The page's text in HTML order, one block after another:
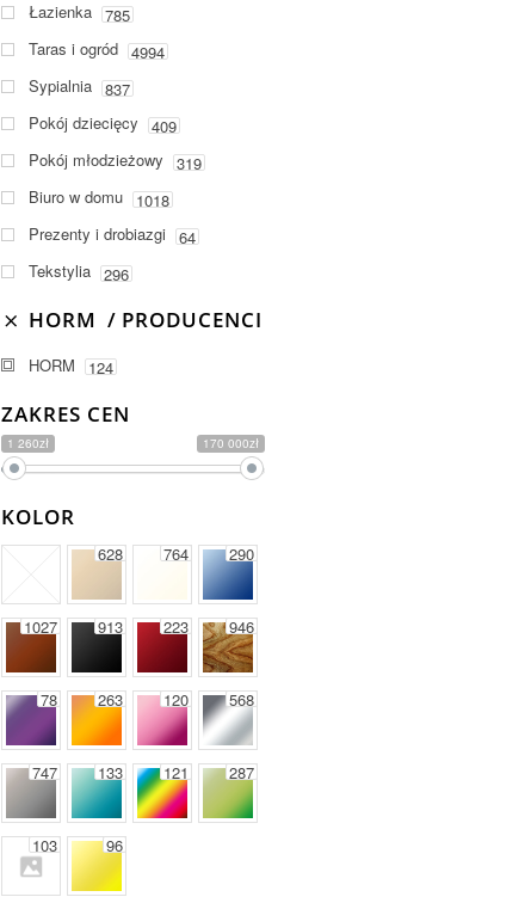
Łazienka 785
Taras i ogród 4994
Sypialnia 837
Pokój dziecięcy
409
Pokój młodzieżowy
319
Biuro w domu 1018
Prezenty i drobiazgi
64
Tekstylia 296
HORM PRODUCENCI
HORM 124
ZAKRES CEN
1 260zł 170 000zł
KOLOR
628 764 290
1027 913 223 946
78 263 120 568
747 133 121 287
103 96